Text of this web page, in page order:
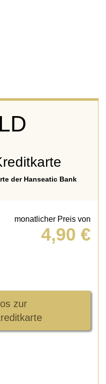
der Hanseatic Bank
monatlicher Preis von
4,90 €
zur